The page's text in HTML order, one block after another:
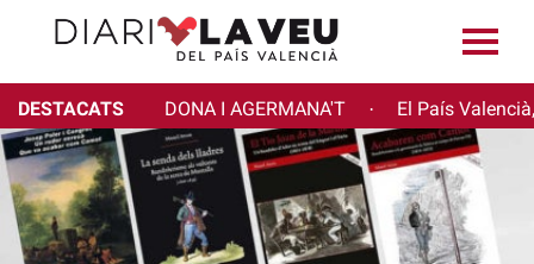
DESTACATS DONA I AGERMANA'T · El País